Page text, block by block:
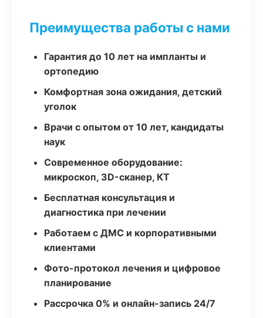
Преимущества работы с нами
Гарантия до 10 лет на импланты и
ортопедию
Комфортная зона ожидания, детский
уголок
Врачи с опытом от 10 лет, кандидаты
наук
Современное оборудование:
микроскоп, 3D-сканер, КТ
Бесплатная консультация и
диагностика при лечении
Работаем с ДМС и корпоративными
клиентами
Фото-протокол лечения и цифровое
планирование
Рассрочка 0% и онлайн-запись 24/7